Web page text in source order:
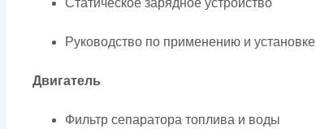
Руководство по применению и установке
Двигатель
Фильтр сепаратора топлива и воды